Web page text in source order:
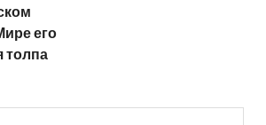
его
толпа